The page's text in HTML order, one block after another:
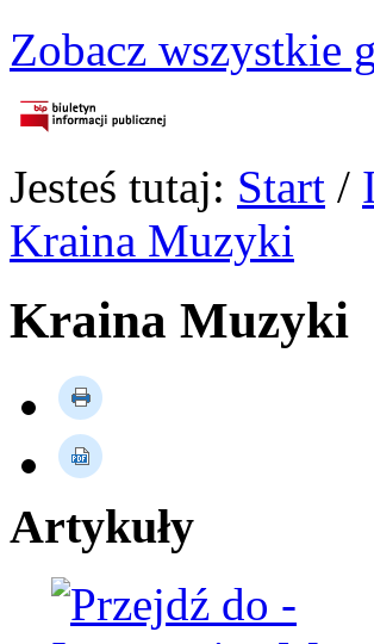
Zobacz wszystkie
Jesteś tutaj: Start /
Kraina Muzyki
Kraina Muzyki
Artykuły